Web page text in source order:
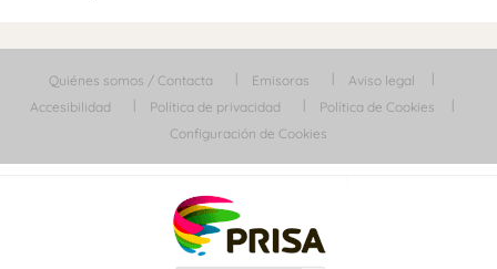
Quiénes somos / Contacta Emisoras
Aviso legal
Accesibilidad
Política de privacidad
Política de Cookies
Configuración de Cookies